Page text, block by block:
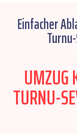
Einfacher
UMZUG
TURNU-